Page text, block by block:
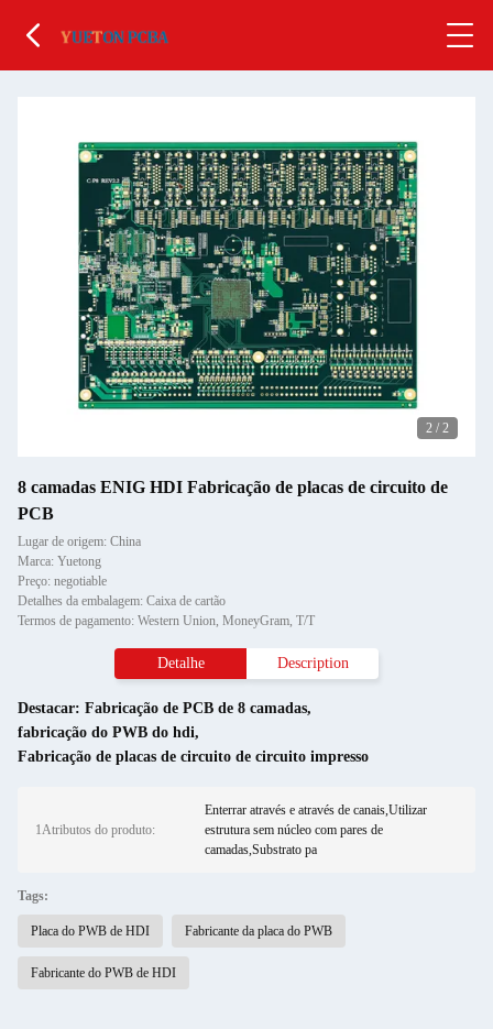
2 / 2
8 camadas ENIG HDI Fabricação de placas de circuito de
PCB
Lugar de origem: China
Marca: Yuetong
Preço: negotiable
Detalhes da embalagem: Caixa de cartão
Termos de pagamento: Western Union, MoneyGram, T/T
Detalhe Description
Destacar: Fabricação de PCB de 8 camadas,
fabricação do PWB do hdi,
Fabricação de placas de circuito de circuito impresso
1Atributos do produto:
Enterrar através e através de canais,Utilizar
estrutura sem núcleo com pares de
camadas,Substrato pa
Tags:
Placa do PWB de HDI Fabricante da placa do PWB
Fabricante do PWB de HDI